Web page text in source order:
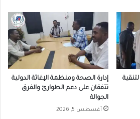
إدارة الصحة ومنظمة الإغاثة الدولية
تتفقان على دعم الطوارئ والفرق
الجوالة
أغسطس 5, 2026